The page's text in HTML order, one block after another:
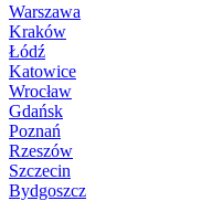
Warszawa
Kraków
Łódź
Katowice
Wrocław
Gdańsk
Poznań
Rzeszów
Szczecin
Bydgoszcz